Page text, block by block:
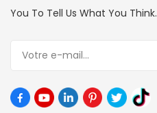
You To Tell Us What You Think.